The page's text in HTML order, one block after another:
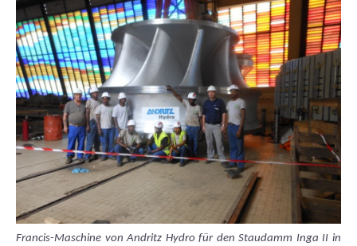
Francis-Maschine von Andritz Hydro für den Staudamm Inga II in